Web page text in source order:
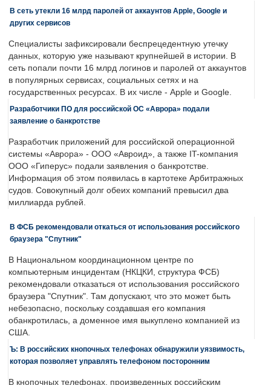
В сеть утекли 16 млрд паролей от аккаунтов Apple, Google и
других сервисов
Специалисты зафиксировали беспрецедентную утечку
данных, которую уже называют крупнейшей в истории. В
сеть попали почти 16 млрд логинов и паролей от аккаунтов
в популярных сервисах, социальных сетях и на
государственных ресурсах. В их числе - Apple и Google.
Разработчики ПО для российской ОС «Аврора» подали
заявление о банкротстве
Разработчик приложений для российской операционной
системы «Аврора» - ООО «Авроид», а также IT-компания
ООО «Гиперус» подали заявления о банкротстве.
Информация об этом появилась в картотеке Арбитражных
судов. Совокупный долг обеих компаний превысил два
миллиарда рублей.
В ФСБ рекомендовали откаться от использования российского
браузера "Спутник"
В Национальном координационном центре по
компьютерным инцидентам (НКЦКИ, структура ФСБ)
рекомендовали отказаться от использования российского
браузера "Спутник". Там допускают, что это может быть
небезопасно, поскольку создавшая его компания
обанкротилась, а доменное имя выкуплено компанией из
США.
Ъ: В российских кнопочных телефонах обнаружили уязвимость,
которая позволяет управлять телефоном посторонним
В кнопочных телефонах, произведенных российским